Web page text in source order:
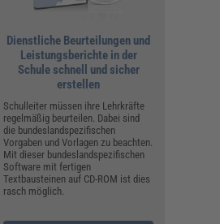
HERKERT)
Dienstliche Beurteilungen und
Leistungsberichte in der
Schule schnell und sicher
erstellen
Schulleiter müssen ihre Lehrkräfte
regelmäßig beurteilen. Dabei sind
die bundeslandspezifischen
Vorgaben und Vorlagen zu beachten.
Mit dieser bundeslandspezifischen
Software mit fertigen
Textbausteinen auf CD-ROM ist dies
rasch möglich.